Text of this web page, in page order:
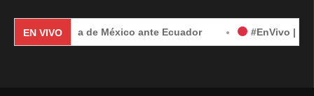
EN VIVO
de México ante Ecuador #EnVivo | Demanda